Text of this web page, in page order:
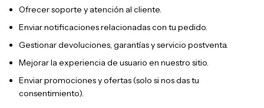
Ofrecer soporte y atención al cliente.
Enviar notificaciones relacionadas con tu pedido.
Gestionar devoluciones, garantías y servicio postventa.
Mejorar la experiencia de usuario en nuestro sitio.
Enviar promociones y ofertas (solo si nos das tu
consentimiento).